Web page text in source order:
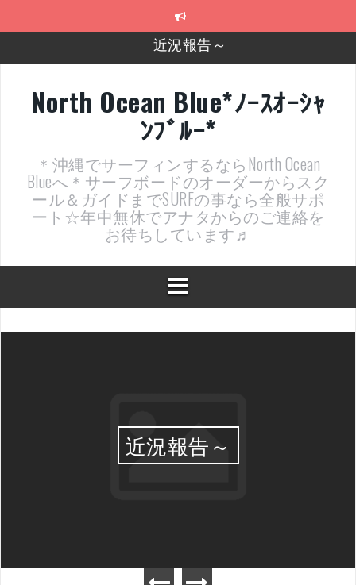
近況報告～
2026年明けました〜
近況報告ww
ヤッチマッターーーー！！！
支部長就任報告と支部予選・検定開催決定！
North Ocean Blue*ﾉｰｽｵｰｼｬ
ﾝﾌﾞﾙｰ*
＊沖縄でサーフィンするならNorth Ocean
Blueへ＊サーフボードのオーダーからスク
ール＆ガイドまでSURFの事なら全般サポ
ート☆年中無休でアナタからのご連絡を
お待ちしています♬
近況報告～